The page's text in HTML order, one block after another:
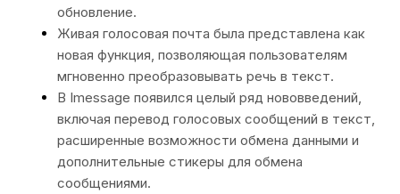
обновление.
Живая голосовая почта была представлена как
новая функция, позволяющая пользователям
мгновенно преобразовывать речь в текст.
В Imessage появился целый ряд нововведений,
включая перевод голосовых сообщений в текст,
расширенные возможности обмена данными и
дополнительные стикеры для обмена
сообщениями.